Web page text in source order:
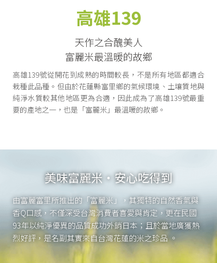
高雄139
天作之合醜美人
富麗米最溫暖的故鄉
高雄139號從開花到成熟的時間較長，不是所有地區都適合
栽種此品種。但由於花蓮縣富里鄉的氣候環境、土壤質地與
純淨水質較其他地區更為合適，因此成為了高雄139號最重
要的產地之一，也是「富麗米」最溫暖的故鄉。
美味富麗米・安心吃得到
由富麗富里所推出的「富麗米」，其獨特的自然香氣與
香Q口感，不僅深受台灣消費者喜愛與肯定，更在民國
93年以純淨優異的品質成功外銷日本；且於當地廣獲熱
烈好評，是名副其實來自台灣花蓮的米之珍品 。